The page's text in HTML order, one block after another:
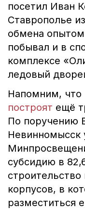
посетил Иван
Ставрополье
обмена
побывал и в
комплексе
ледовый
Напомним, что
построят ещё
По поручению
Невинномысск
субсидию в
корпусов, в
разместиться